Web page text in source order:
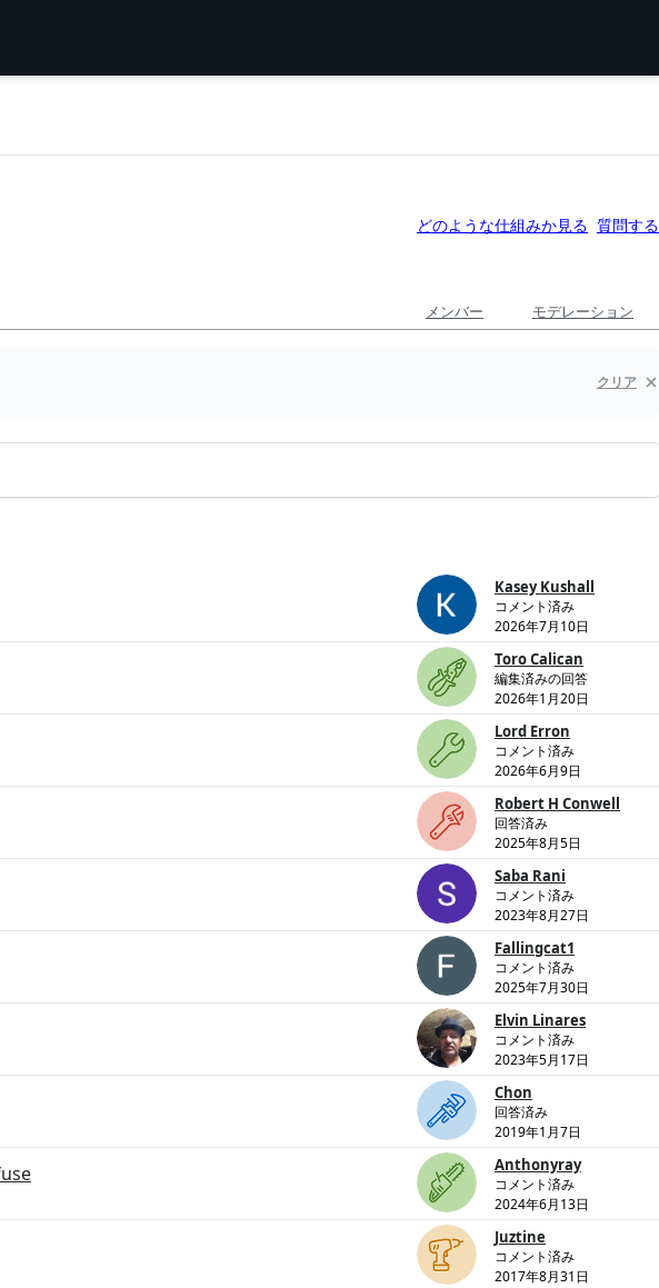
どのような仕組みか見る 質問する
メンバー モデレーション
クリア
Kasey Kushall
コメント済み
2026年7月10日
Toro Calican
編集済みの回答
2026年1月20日
Lord Erron
コメント済み
2026年6月9日
Robert H Conwell
回答済み
2025年8月5日
Saba Rani
コメント済み
2023年8月27日
Fallingcat1
コメント済み
2025年7月30日
Elvin Linares
コメント済み
2023年5月17日
Chon
回答済み
2019年1月7日
Anthonyray
コメント済み
2024年6月13日
Juztine
コメント済み
2017年8月31日